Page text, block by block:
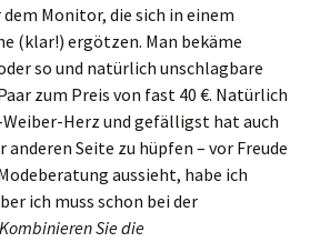
Monitor, die sich in einem
(klar!) ergötzen. Man bekäme
so und natürlich unschlagbare
zum Preis von fast 40 €. Natürlich
Herz und gefälligst hat auch
anderen Seite zu hüpfen – vor Freude
aussieht, habe ich
ich muss schon bei der
Sie die